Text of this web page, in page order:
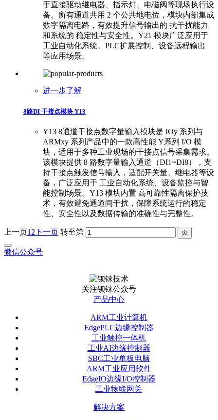
于直接驱动继电器、指示灯、电磁阀等现场执行设
备。所有通道共用 2 个公共地电位，模块内部集成
数字隔离电路，有效提升信号输出的 抗干扰能力
和系统的 稳定性与安全性。Y21 模块广泛应用于
工业自动化系统、PLC扩展控制、设备远程输出
等应用场景。
进一步了解
8路DI 干接点模块 Y13
Y13 8通道干接点数字量输入模块是 IOy 系列与
ARMxy 系列产品中的一款高性能 Y系列 I/O 模
块，适用于多种工业现场的干接点信号采集需求。
该模块提供 8 路数字量输入通道（DI1~DI8），支
持干接点触发信号输入，适配开关量、继电器等设
备，广泛应用于 工业自动化系统、设备监控与智
能控制场景。Y13 模块内置 高可靠性隔离保护技
术，有效避免通道间干扰，保障系统运行的稳定
性、安全性以及数据传输的准确性与完整性。
上一页1 2下一页 转至第
微信公众号
关注钡铼公众号
产品中心
ARM工业计算机
EdgePLC边缘控制器
工业触控一体机
工业AI边缘控制器
SBC工业单板电脑
ARM工业应用软件
EdgeIO边缘I/O控制器
工业物联网关
解决方案